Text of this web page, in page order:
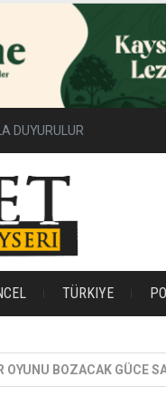
Sürdürülebilir Enerji Hamlesi
TÜRKIYE
OYUNU BOZACAK GÜCE